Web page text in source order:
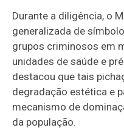
Durante a diligência, o
generalizada de
grupos criminosos em
unidades de saúde e
destacou que tais
degradação estética e
mecanismo de
da população.